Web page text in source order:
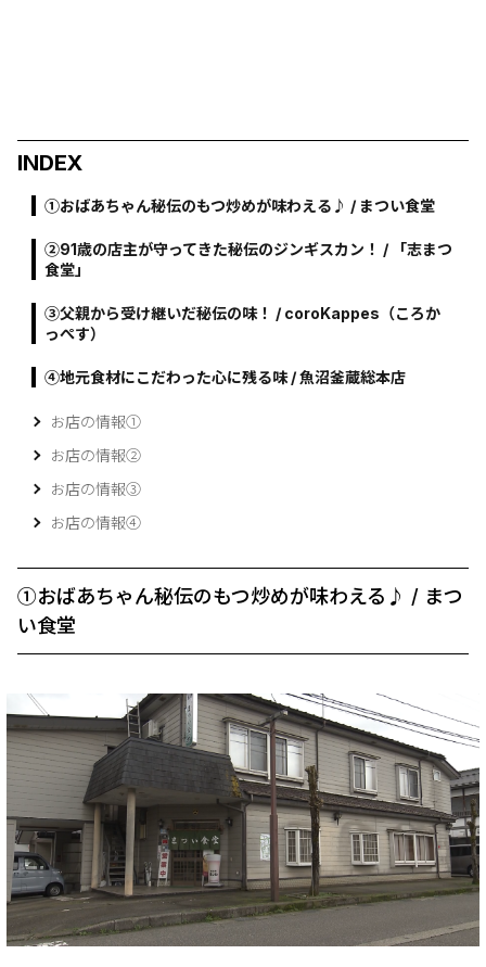
INDEX
①おばあちゃん秘伝のもつ炒めが味わえる♪ / まつい食堂
➁91歳の店主が守ってきた秘伝のジンギスカン！ / 「志まつ
食堂」
③父親から受け継いだ秘伝の味！ / coroKappes（ころか
っぺす）
④地元食材にこだわった心に残る味 / 魚沼釜蔵総本店
お店の情報①
お店の情報➁
お店の情報③
お店の情報④
①おばあちゃん秘伝のもつ炒めが味わえる♪ / まつ
い食堂